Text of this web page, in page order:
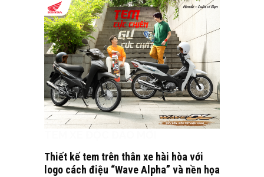
Thiết kế tem trên thân xe hài hòa với
logo cách điệu “Wave Alpha” và nền họa